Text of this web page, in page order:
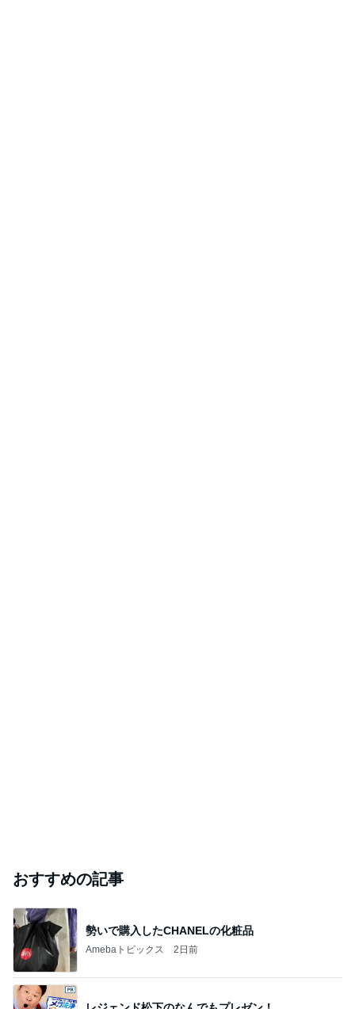
おすすめの記事
勢いで購入したCHANELの化粧品
Amebaトピックス 2日前